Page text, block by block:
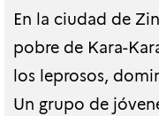
En la ciudad de
pobre de Kara-
los leprosos,
Un grupo de